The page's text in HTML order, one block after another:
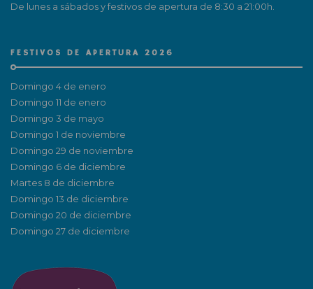
De lunes a sábados y festivos de apertura de 8:30 a 21:00h.
FESTIVOS DE APERTURA 2026
Domingo 4 de enero
Domingo 11 de enero
Domingo 3 de mayo
Domingo 1 de noviembre
Domingo 29 de noviembre
Domingo 6 de diciembre
Martes 8 de diciembre
Domingo 13 de diciembre
Domingo 20 de diciembre
Domingo 27 de diciembre